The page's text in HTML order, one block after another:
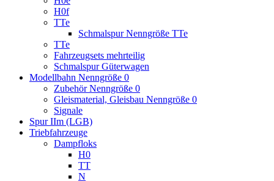
H0f
TTe
Schmalspur Nenngröße TTe
TTe
Fahrzeugsets mehrteilig
Schmalspur Güterwagen
Modellbahn Nenngröße 0
Zubehör Nenngröße 0
Gleismaterial, Gleisbau Nenngröße 0
Signale
Spur IIm (LGB)
Triebfahrzeuge
Dampfloks
H0
TT
N